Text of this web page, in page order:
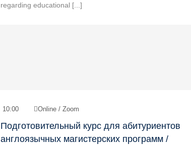
regarding educational [...]
10:00 Online / Zoom
Подготовительный курс для абитуриентов
англоязычных магистерских программ /